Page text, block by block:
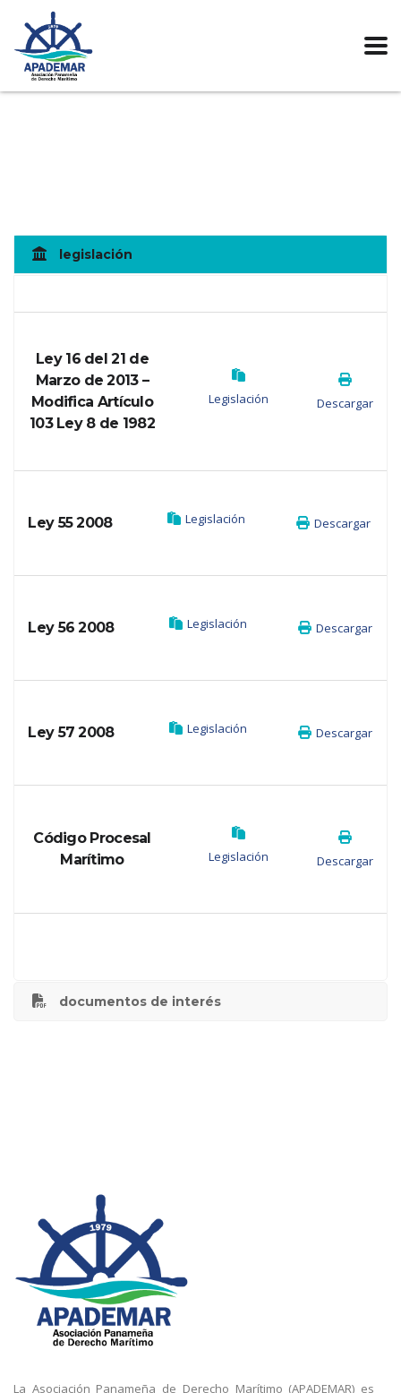
legislación
Ley 16 del 21 de
Marzo de 2013 –
Modifica Artículo
103 Ley 8 de 1982
Legislación Descargar
Ley 55 2008 Legislación Descargar
Ley 56 2008 Legislación Descargar
Ley 57 2008 Legislación Descargar
Código Procesal
Marítimo
Legislación Descargar
documentos de interés
La Asociación Panameña de Derecho Marítimo (APADEMAR) es